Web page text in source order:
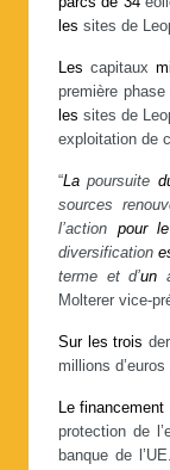
les sites de
Les capitaux
première phase
les sites de
exploitation de
“La poursuite
sources
l’action pour le
diversification
terme et d’un
Molterer vice-
Sur les trois
millions d’euros
Le financement
protection de
banque de